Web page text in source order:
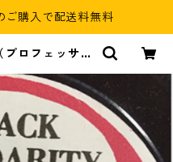
購入で配送料無料
ロフェッサー
Soul